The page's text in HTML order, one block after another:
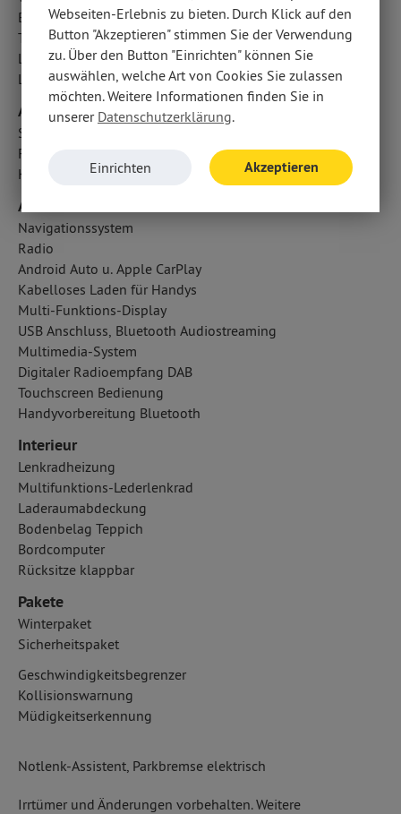
Berganfahrassistent
Traktionskontrolle
LED-Nebelscheinwerfer
LED-Tagfahrlicht
Airbags
Seitenairbag vorn
Fahrer- /Beifahrerairbag
Kopfairbag vorn und hinten
Audio & Kommunikation
Navigationssystem
Radio
Android Auto u. Apple CarPlay
Kabelloses Laden für Handys
Multi-Funktions-Display
USB Anschluss, Bluetooth Audiostreaming
Multimedia-System
Digitaler Radioempfang DAB
Touchscreen Bedienung
Handyvorbereitung Bluetooth
Interieur
Lenkradheizung
Multifunktions-Lederlenkrad
Laderaumabdeckung
Bodenbelag Teppich
Bordcomputer
Rücksitze klappbar
Pakete
Winterpaket
Sicherheitspaket
Geschwindigkeitsbegrenzer
Kollisionswarnung
Müdigkeitserkennung
Notlenk-Assistent, Parkbremse elektrisch
Irrtümer und Änderungen vorbehalten. Weitere
Webseiten-Erlebnis zu bieten. Durch Klick auf den
Button "Akzeptieren" stimmen Sie der Verwendung
zu. Über den Button "Einrichten" können Sie
auswählen, welche Art von Cookies Sie zulassen
möchten. Weitere Informationen finden Sie in
unserer Datenschutzerklärung.
Einrichten Akzeptieren